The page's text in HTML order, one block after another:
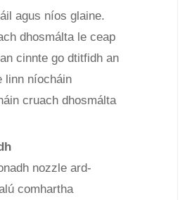
agus níos glaine.
dhosmálta le ceap
cinnte go dtitfidh an
linn níocháin
cruach dhosmálta
nozzle ard-
comhartha